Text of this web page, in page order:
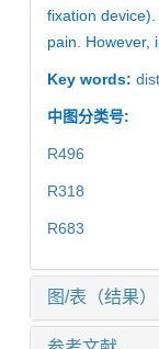
fixation
pain. However,
Key words:
中图分类号:
R496
R318
R683
图/表（结果）